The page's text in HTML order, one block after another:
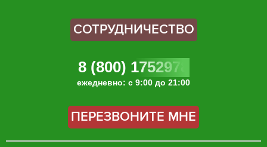
СОТРУДНИЧЕСТВО
8 (800) 1752978
ежедневно: с 9:00 до 21:00
ПЕРЕЗВОНИТЕ МНЕ